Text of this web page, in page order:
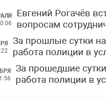
Евгений Рогачёв
вопросам
За прошлые сутки
работа полиции в
За прошедшие
работа полиции в